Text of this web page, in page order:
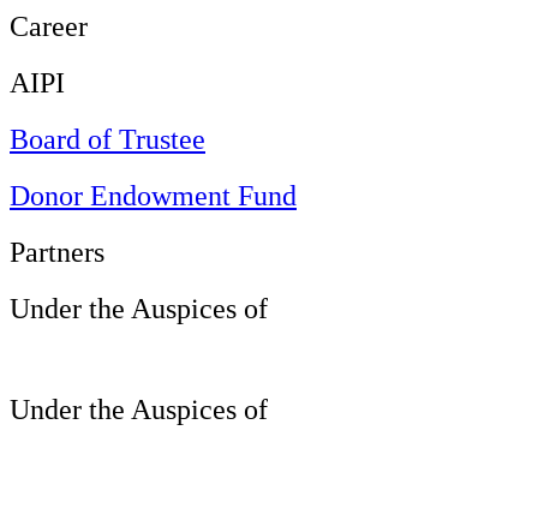
Career
AIPI
Board of Trustee
Donor Endowment Fund
Partners
Under the Auspices of
Under the Auspices of